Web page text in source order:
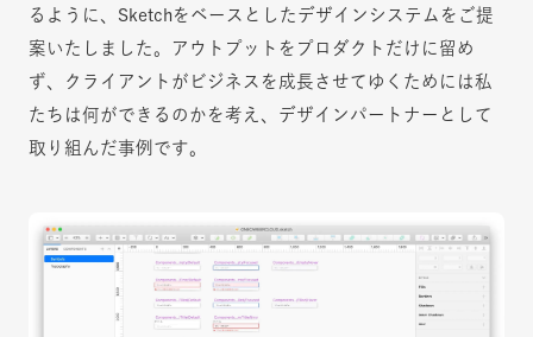
るように、Sketchをベースとしたデザインシステムをご提
案いたしました。アウトプットをプロダクトだけに留め
ず、クライアントがビジネスを成長させてゆくためには私
たちは何ができるのかを考え、デザインパートナーとして
取り組んだ事例です。